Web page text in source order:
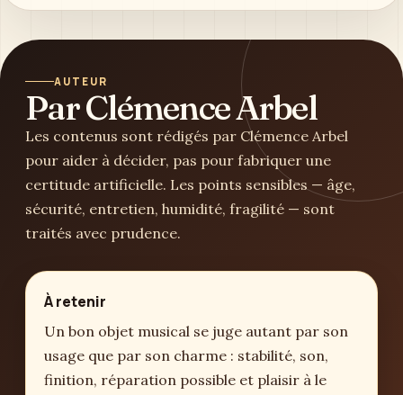
AUTEUR
Par Clémence Arbel
Les contenus sont rédigés par Clémence Arbel
pour aider à décider, pas pour fabriquer une
certitude artificielle. Les points sensibles — âge,
sécurité, entretien, humidité, fragilité — sont
traités avec prudence.
À retenir
Un bon objet musical se juge autant par son
usage que par son charme : stabilité, son,
finition, réparation possible et plaisir à le